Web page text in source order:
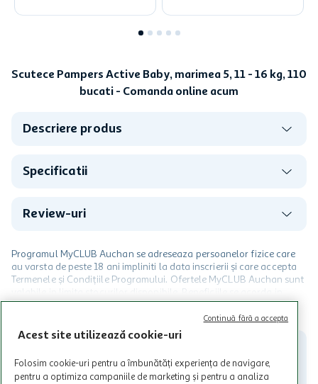
Scutece Pampers Active Baby, marimea 5, 11 - 16 kg, 110
bucati - Comanda online acum
Descriere produs
Specificatii
Review-uri
Programul MyCLUB Auchan se adreseaza persoanelor fizice care
au varsta de peste 18 ani impliniti la data inscrierii și care accepta
Termenele și Condițiile Programului. Ofertele MyCLUB Auchan sunt
limita a 12 unitati / card client o singura data in perioada promotiei.
Cardul poate fi utilizat doar in legatura cu magazinele Auchan
participante și pentru acțiuni promotionale indicate de Auchan si
nu raspunde pentru imposibilitatea utilizarii Cardului in perioada in
care aceste este suspendat sau in perioada in care sunt efectuate
Acest site utilizează cookie-uri
Folosim cookie-uri pentru a îmbunătăți experiența de navigare,
pentru a optimiza campaniile de marketing și pentru a analiza
Continuă fără a accepta